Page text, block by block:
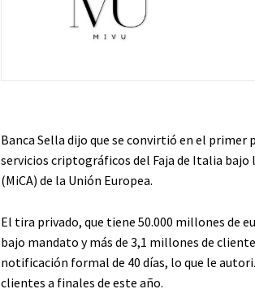
Banca Sella dijo que se convirtió en el
servicios criptográficos del Faja de Italia
(MiCA) de la Unión Europea.
El tira privado, que tiene 50.000 millones de
bajo mandato y más de 3,1 millones de
notificación formal de 40 días, lo que le
clientes a finales de este año.